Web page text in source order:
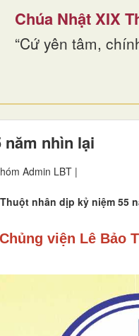
Chúa Nhật XIX
“Cứ yên tâm,
năm nhìn lại
Admin LBT |
nhân dịp kỷ niệm 55
Chủng viện Lê Bảo